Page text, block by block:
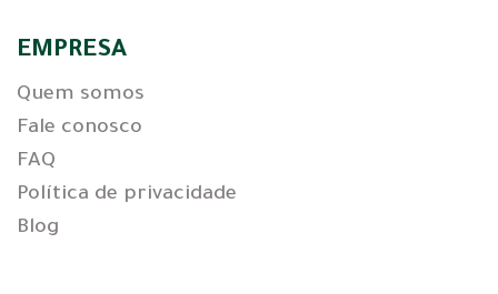
EMPRESA
Quem somos
Fale conosco
FAQ
Política de privacidade
Blog